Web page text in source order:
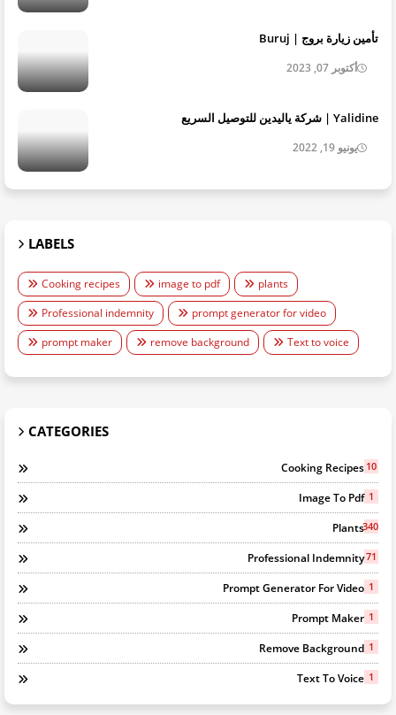
تأمين زيارة بروج | Buruj
أكتوبر 07, 2023
Yalidine | شركة ياليدين للتوصيل السريع
يونيو 19, 2022
LABELS
Cooking recipes image to pdf
plants
Professional indemnity
prompt generator for video
prompt maker
remove background Text to voice
CATEGORIES
Cooking Recipes 10
Image To Pdf 1
Plants340
Professional Indemnity71
Prompt Generator For Video 1
Prompt Maker 1
Remove Background 1
Text To Voice 1